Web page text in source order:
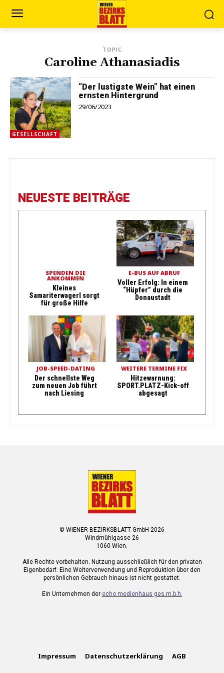
TOPIC
Caroline Athanasiadis
GESELLSCHAFT
“Der lustigste Wein” hat einen
ernsten Hintergrund
29/06/2023
NEUESTE BEITRÄGE
SPENDEN DIE
ANKOMMEN
Kleines
Samariterwagerl sorgt
für große Hilfe
E-BUS AUF ABRUF
Voller Erfolg: In einem
“Hüpfer” durch die
Donaustadt
JOB-SPEED-DATING
Der schnellste Weg
zum neuen Job führt
nach Liesing
WEITERE TERMINE FIX
Hitzewarnung:
SPORT.PLATZ-Kick-off
abgesagt
© WIENER BEZIRKSBLATT GmbH 2026
Windmühlgasse 26
1060 Wien.
Alle Rechte vorbehalten. Nutzung ausschließlich für den privaten
Eigenbedarf. Eine Weiterverwendung und Reproduktion über den
persönlichen Gebrauch hinaus ist nicht gestattet.
Ein Unternehmen der echo medienhaus ges.m.b.h.
Impressum Datenschutzerklärung AGB